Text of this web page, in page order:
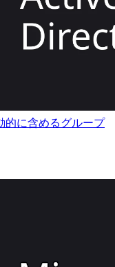
的に含めるグループ